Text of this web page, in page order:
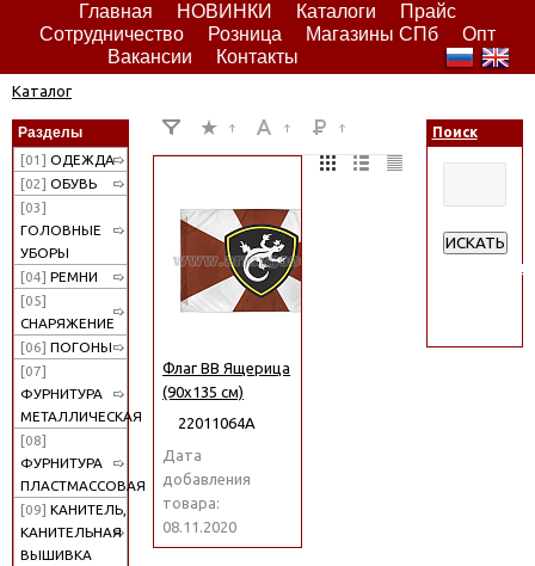
Главная НОВИНКИ Каталоги
Прайс
Сотрудничество
Розница Магазины СПб
Опт
Вакансии
Контакты
Каталог
Разделы
[01] ОДЕЖДА
[02] ОБУВЬ
[03]
ГОЛОВНЫЕ
УБОРЫ
[04] РЕМНИ
[05]
СНАРЯЖЕНИЕ
[06] ПОГОНЫ
[07]
ФУРНИТУРА
МЕТАЛЛИЧЕСКАЯ
[08]
ФУРНИТУРА
ПЛАСТМАССОВАЯ
[09] КАНИТЕЛЬ,
КАНИТЕЛЬНАЯ
ВЫШИВКА
Флаг ВВ Ящерица
(90x135 см)
22011064А
Дата
добавления
товара:
08.11.2020
Поиск
ИСКАТЬ